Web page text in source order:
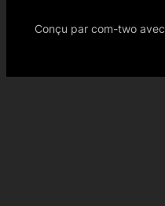
Conçu par com-two avec